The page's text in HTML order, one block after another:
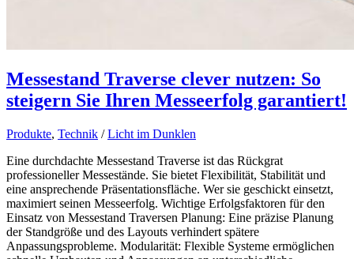
Messestand Traverse clever nutzen: So
steigern Sie Ihren Messeerfolg garantiert!
Produkte, Technik /Licht im Dunklen
Eine durchdachte Messestand Traverse ist das Rückgrat
professioneller Messestände. Sie bietet Flexibilität, Stabilität und
eine ansprechende Präsentationsfläche. Wer sie geschickt einsetzt,
maximiert seinen Messeerfolg. Wichtige Erfolgsfaktoren für den
Einsatz von Messestand Traversen Planung: Eine präzise Planung
der Standgröße und des Layouts verhindert spätere
Anpassungsprobleme. Modularität: Flexible Systeme ermöglichen